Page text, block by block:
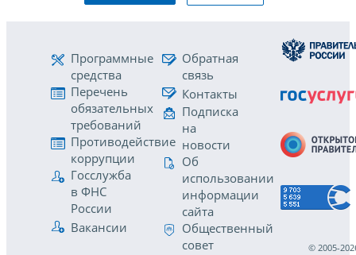
Программные
средства
Перечень
обязательных
требований
Противодействие
коррупции
Госслужба
в ФНС
России
Вакансии
Обратная
связь
Контакты
Подписка
на
новости
Об
использовании
информации
сайта
Общественный
совет
© 2005-